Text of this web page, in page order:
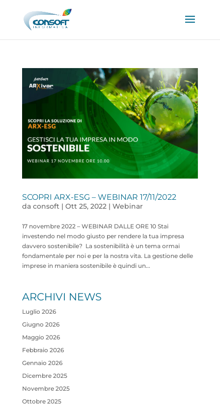
SCOPRI ARX-ESG – WEBINAR 17/11/2022
da consoft| Ott 25, 2022| Webinar
17 novembre 2022 – WEBINAR DALLE ORE 10​​ Stai
investendo nel modo giusto per rendere la tua impresa
davvero sostenibile? ​​ La sostenibilità è un tema ormai
fondamentale per noi e per la nostra vita. La gestione delle
imprese in maniera sostenibile è quindi un...
ARCHIVI NEWS
Luglio 2026
Giugno 2026
Maggio 2026
Febbraio 2026
Gennaio 2026
Dicembre 2025
Novembre 2025
Ottobre 2025